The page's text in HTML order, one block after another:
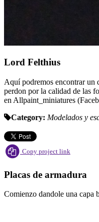
Lord Felthius
Aquí podremos encontrar un
perdon por la calidad de las
en Allpaint_miniatures
Category: Modelados y
Copy project link
Placas de armadura
Comienzo dandole una capa